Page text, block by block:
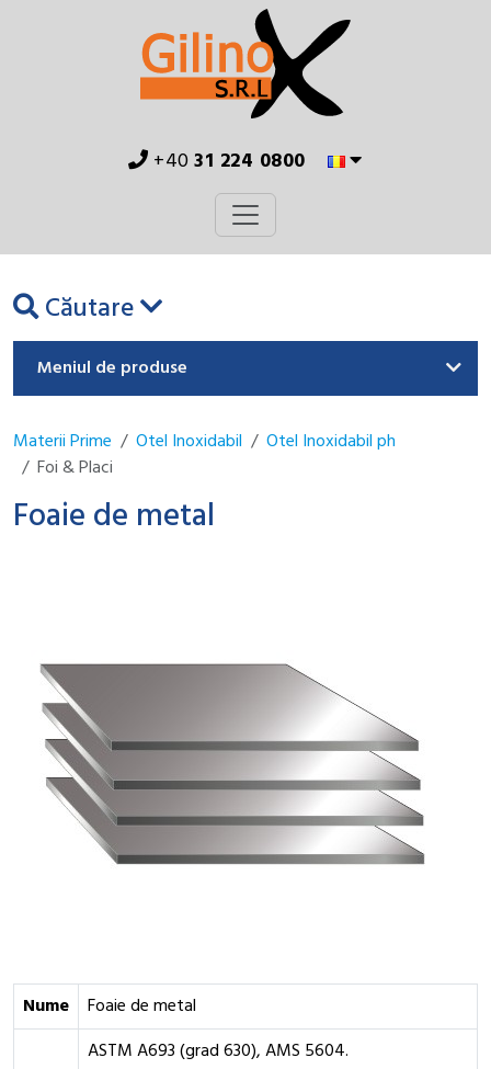
+4031 224 0800
Căutare
Meniul de produse
Materii Prime Otel Inoxidabil
Otel Inoxidabil ph
Foi & Placi
Foaie de metal
Nume
Foaie de metal
ASTM A693 (grad 630), AMS 5604.